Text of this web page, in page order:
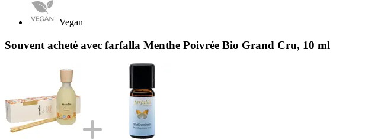
Vegan
Souvent acheté avec farfalla Menthe Poivrée Bio Grand Cru, 10 ml